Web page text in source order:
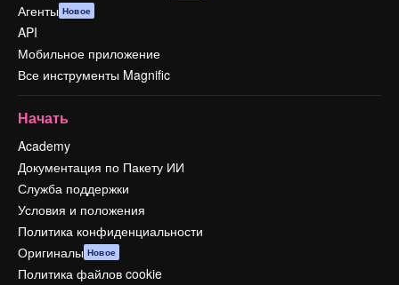
Агенты Новое
API
Мобильное приложение
Все инструменты Magnific
Начать
Academy
Документация по Пакету ИИ
Служба поддержки
Условия и положения
Политика конфиденциальности
Оригиналы Новое
Политика файлов cookie